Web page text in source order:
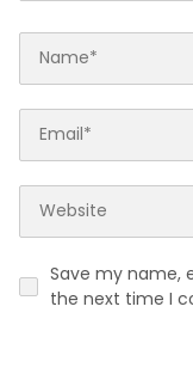
Save my name,
the next time I